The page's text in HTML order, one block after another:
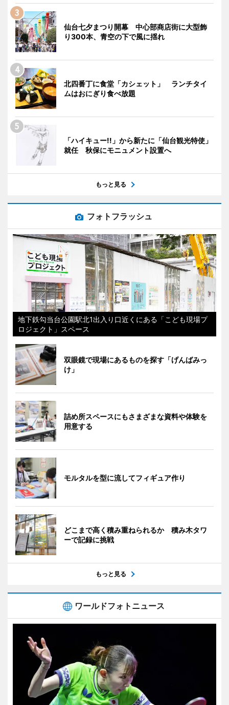
仙台七夕まつり開幕 中心部商店街に大型飾
り300本、青空の下で風に揺れ
北四番丁に食堂「カシェット」 ランチタイ
ムはおにぎり食べ放題
「ハイキュー!!」から新たに「仙台観光特使」
就任 秋保にモニュメント設置へ
もっと見る
フォトフラッシュ
地下鉄勾当台公園駅北1出入り口近くにある「こども現場プ
ロジェクト」スペース
双眼鏡で現場にあるものを探す「げんばみっ
け」
詰め所スペースにもさまざまな資料や体験を
用意する
モルタルを型に流してフィギュア作り
どこまで高く積み重ねられるか 積み木タワ
ーで記録に挑戦
もっと見る
ワールドフォトニュース